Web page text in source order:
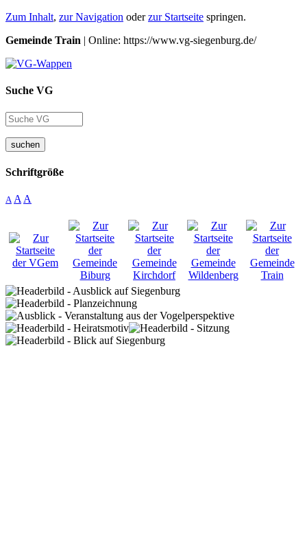
Zum Inhalt, zur Navigation oderzur Startseite springen.
Gemeinde Train | Online: https://www.vg-siegenburg.de/
Suche VG
suchen
Schriftgröße
A A A